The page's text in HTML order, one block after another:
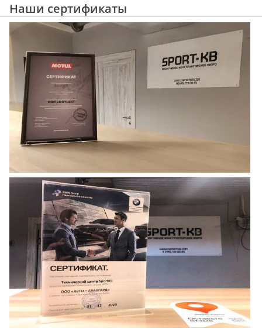
Наши сертификаты